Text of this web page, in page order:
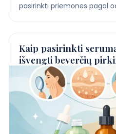
pasirinkti priemones pagal
Kaip pasirinkti
išvengti beverčių